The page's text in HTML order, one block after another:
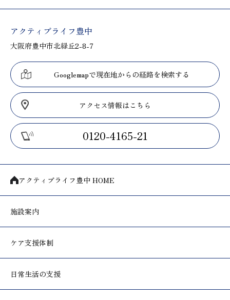
アクティブライフ豊中
大阪府豊中市北緑丘2-8-7
Googlemapで現在地からの経路を検索する
アクセス情報はこちら
0120-4165-21
アクティブライフ豊中 HOME
施設案内
ケア支援体制
日常生活の支援